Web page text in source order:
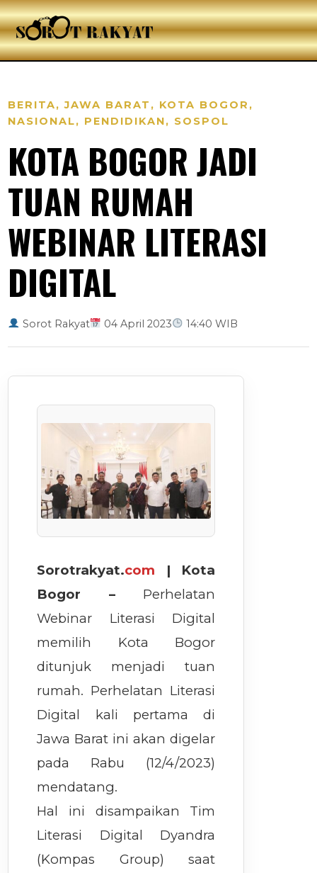
BERITA,JAWA BARAT , KOTA BOGOR ,
NASIONAL, PENDIDIKAN, SOSPOL
KOTA BOGOR JADI
TUAN RUMAH
WEBINAR LITERASI
DIGITAL
Sorot Rakyat 04 April 2023 14:40 WIB
Sorotrakyat.com | Kota
Bogor –Perhelatan
Webinar Literasi Digital
memilih Kota Bogor
ditunjuk menjadi tuan
rumah. Perhelatan Literasi
Digital kali pertama di
Jawa Barat ini akan digelar
pada Rabu (12/4/2023)
mendatang.
Hal ini disampaikan Tim
Literasi Digital Dyandra
(Kompas Group) saat